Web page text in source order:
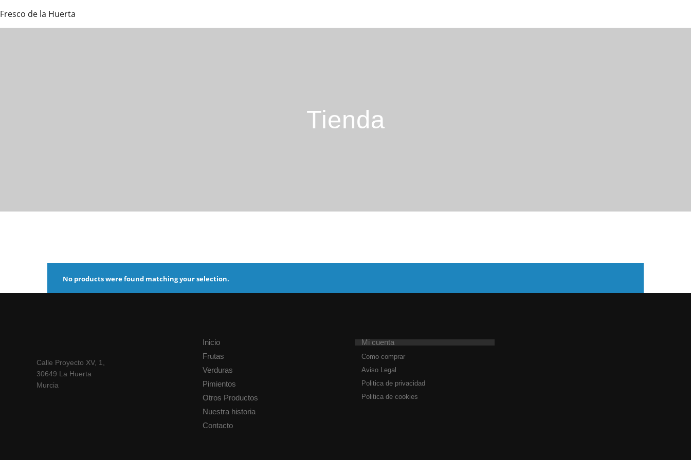
Fresco de la Huerta
Tienda
No products were found matching your selection.
Calle Proyecto XV, 1,
30649 La Huerta
Murcia
Inicio
Frutas
Verduras
Pimientos
Otros Productos
Nuestra historia
Contacto
Mi cuenta
Como comprar
Aviso Legal
Politica de privacidad
Politica de cookies